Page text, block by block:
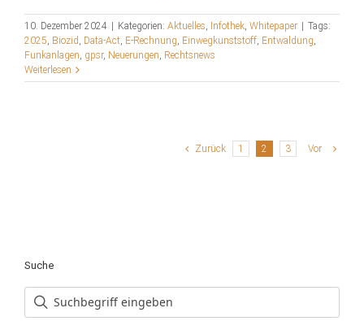
10. Dezember 2024 | Kategorien: Aktuelles, Infothek, Whitepaper | Tags:
2025, Biozid, Data-Act, E-Rechnung, Einwegkunststoff, Entwaldung,
Funkanlagen, gpsr, Neuerungen, Rechtsnews
Weiterlesen
Zurück 1 2 3 Vor
Suche